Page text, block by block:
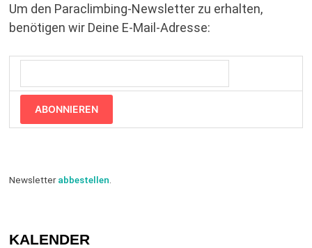
Um den Paraclimbing-Newsletter zu erhalten,
benötigen wir Deine E-Mail-Adresse:
ABONNIEREN
Newsletterabbestellen
KALENDER